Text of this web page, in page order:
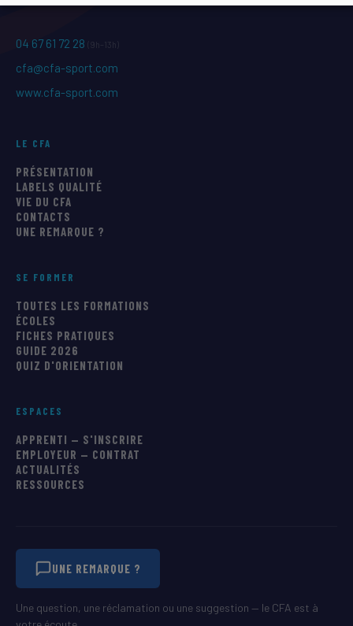
04 67 61 72 28 (9h–13h)
cfa@cfa-sport.com
www.cfa-sport.com
LE CFA
PRÉSENTATION
LABELS QUALITÉ
VIE DU CFA
CONTACTS
UNE REMARQUE ?
SE FORMER
TOUTES LES FORMATIONS
ÉCOLES
FICHES PRATIQUES
GUIDE 2026
QUIZ D'ORIENTATION
ESPACES
APPRENTI — S'INSCRIRE
EMPLOYEUR — CONTRAT
ACTUALITÉS
RESSOURCES
UNE REMARQUE ?
Une question, une réclamation ou une suggestion — le CFA est à